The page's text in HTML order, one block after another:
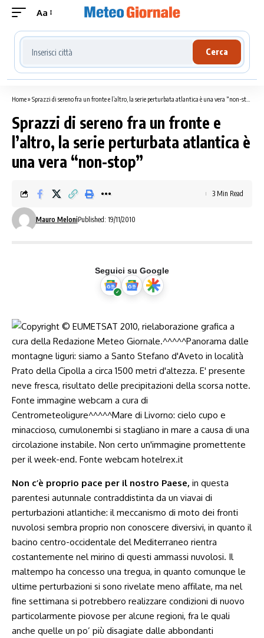
Aa
Cerca località meteo
Cerca
Home» Sprazzi di sereno fra un fronte e l’altro, la serie perturbata atlantica è una vera “non-stop”
Sprazzi di sereno fra un fronte e
l’altro, la serie perturbata atlantica è
una vera “non-stop”
Mauro MeloniPublished: 19/11/2010
3 Min Read
Seguici su Google
Non c’è proprio pace per il nostro Paese, in questa
parentesi autunnale contraddistinta da un viavai di
perturbazioni atlantiche: il meccanismo di moto dei fronti
nuvolosi sembra proprio non conoscere diversivi, in quanto il
bacino centro-occidentale del Mediterraneo rientra
costantemente nel mirino di questi ammassi nuvolosi. Il
maltempo ha concesso una tregua, in quanto comunque le
ultime perturbazioni si sono rivelate meno affilate, ma nel
fine settimana si potrebbero realizzare condizioni di nuovo
particolarmente piovose per alcune regioni, fra le quali
anche quelle un po’ più disagiate dalle abbondanti